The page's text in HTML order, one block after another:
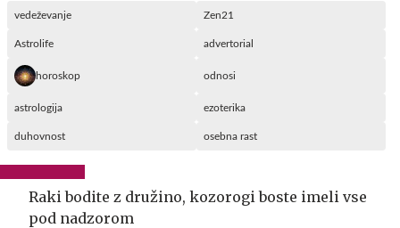
vedeževanje Zen21
Astrolife advertorial
horoskop odnosi
astrologija ezoterika
duhovnost osebna rast
Raki bodite z družino, kozorogi boste imeli vse
pod nadzorom